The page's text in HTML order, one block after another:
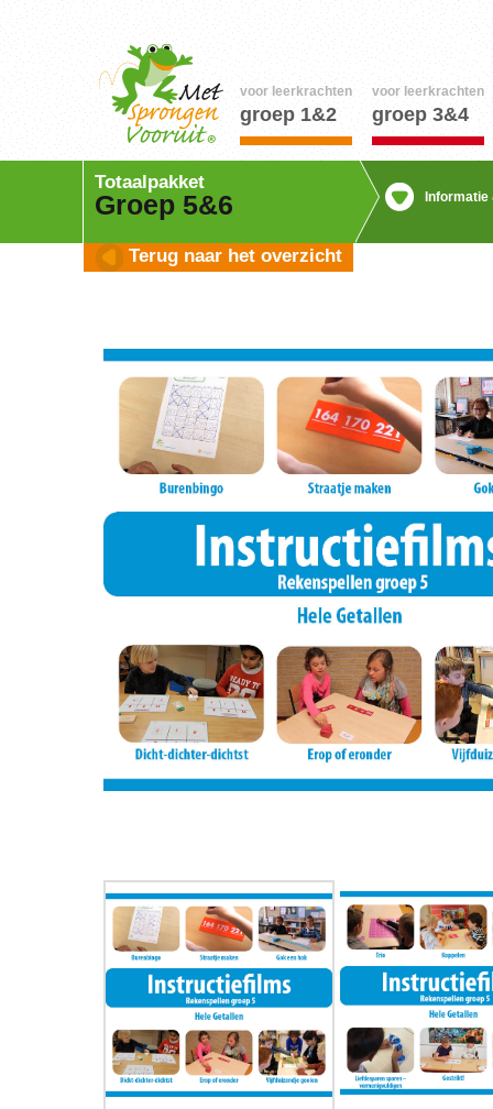
voor leerkrachten
groep 1&2
voor leerkrachten
groep 3&4
Totaalpakket
Groep 5&6
Terug naar het overzicht
Informatie